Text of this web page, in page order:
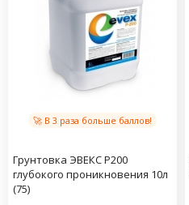
🚀 В 3 раза больше баллов!
Грунтовка ЭВЕКС Р200
глубокого проникновения 10л
(75)